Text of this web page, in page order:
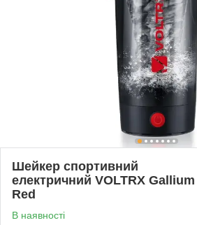
Шейкер спортивний
електричний VOLTRX
Red
В наявності